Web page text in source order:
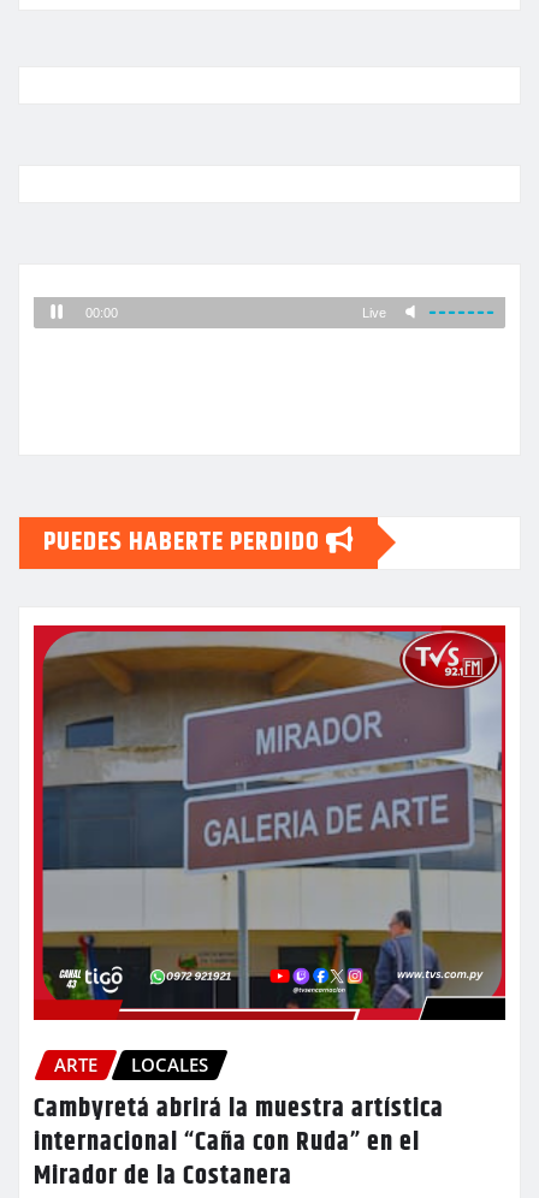
PUEDES HABERTE PERDIDO
ARTE LOCALES
Cambyretá abrirá la muestra artística
internacional “Caña con Ruda” en el
Mirador de la Costanera